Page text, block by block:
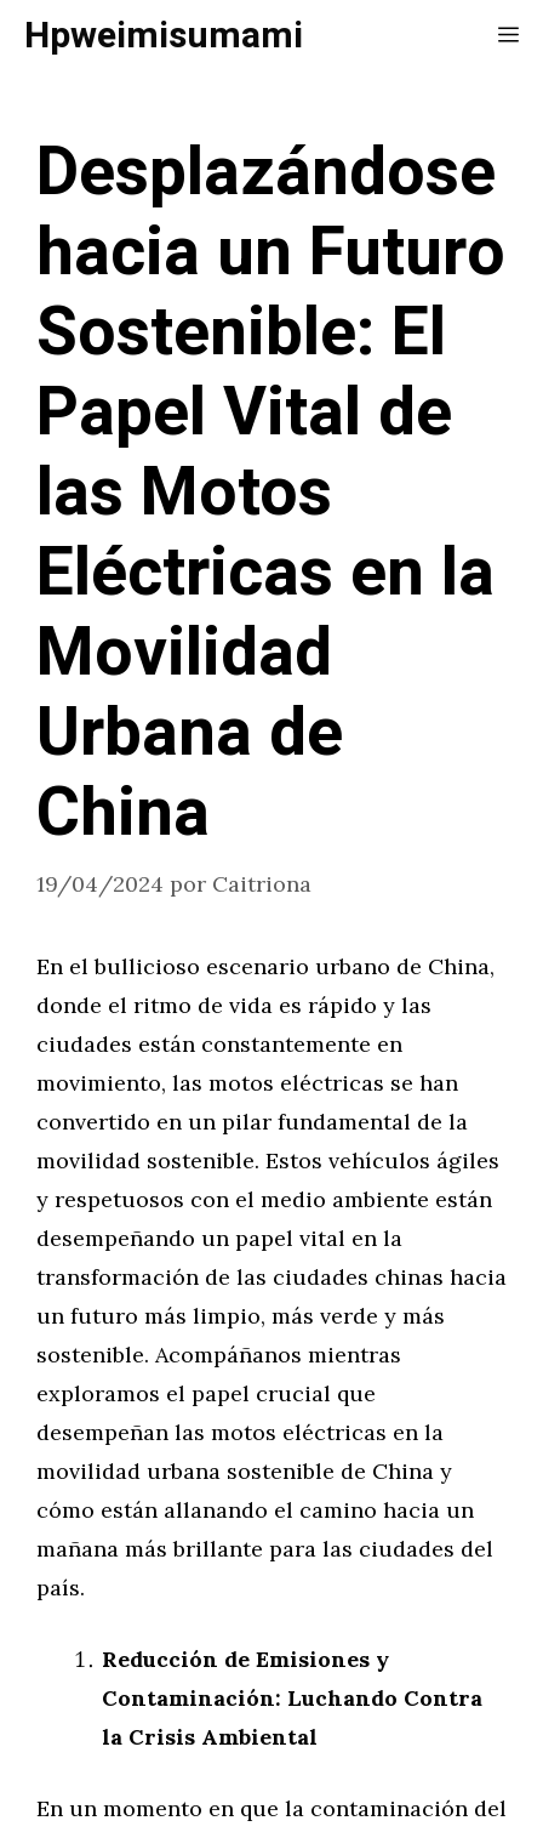
SaltarHpweimisumami
Desplazándose
hacia un Futuro
Sostenible: El
Papel Vital de
las Motos
Eléctricas en la
Movilidad
Urbana de
China
19/04/2024 por Caitriona
En el bullicioso escenario urbano de China,
donde el ritmo de vida es rápido y las
ciudades están constantemente en
movimiento, las motos eléctricas se han
convertido en un pilar fundamental de la
movilidad sostenible. Estos vehículos ágiles
y respetuosos con el medio ambiente están
desempeñando un papel vital en la
transformación de las ciudades chinas hacia
un futuro más limpio, más verde y más
sostenible. Acompáñanos mientras
exploramos el papel crucial que
desempeñan las motos eléctricas en la
movilidad urbana sostenible de China y
cómo están allanando el camino hacia un
mañana más brillante para las ciudades del
país.
Reducción de Emisiones y
Contaminación: Luchando Contra
la Crisis Ambiental
En un momento en que la contaminación del